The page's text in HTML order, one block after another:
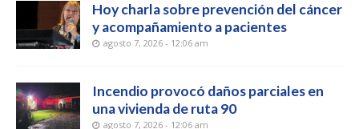
Hoy charla sobre prevención del cáncer
y acompañamiento a pacientes
agosto 7, 2026 - 12:06 am
Incendio provocó daños parciales en
una vivienda de ruta 90
agosto 7, 2026 - 12:06 am